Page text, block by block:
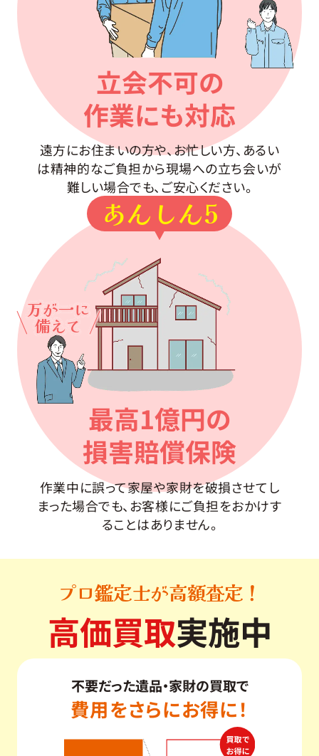
立会不可の
作業にも対応
遠方にお住まいの方や、お忙しい方、あるい
は精神的なご負担から現場への立ち会いが
難しい場合でも、ご安心ください。
あんしん5
最高1億円の
損害賠償保険
作業中に誤って家屋や家財を破損させてし
まった場合でも、お客様にご負担をおかけす
ることはありません。
万が一に
備えて
プロ鑑定士が高額査定！
高価買取実施中
不要だった遺品・家財の買取で
費用をさらにお得に！